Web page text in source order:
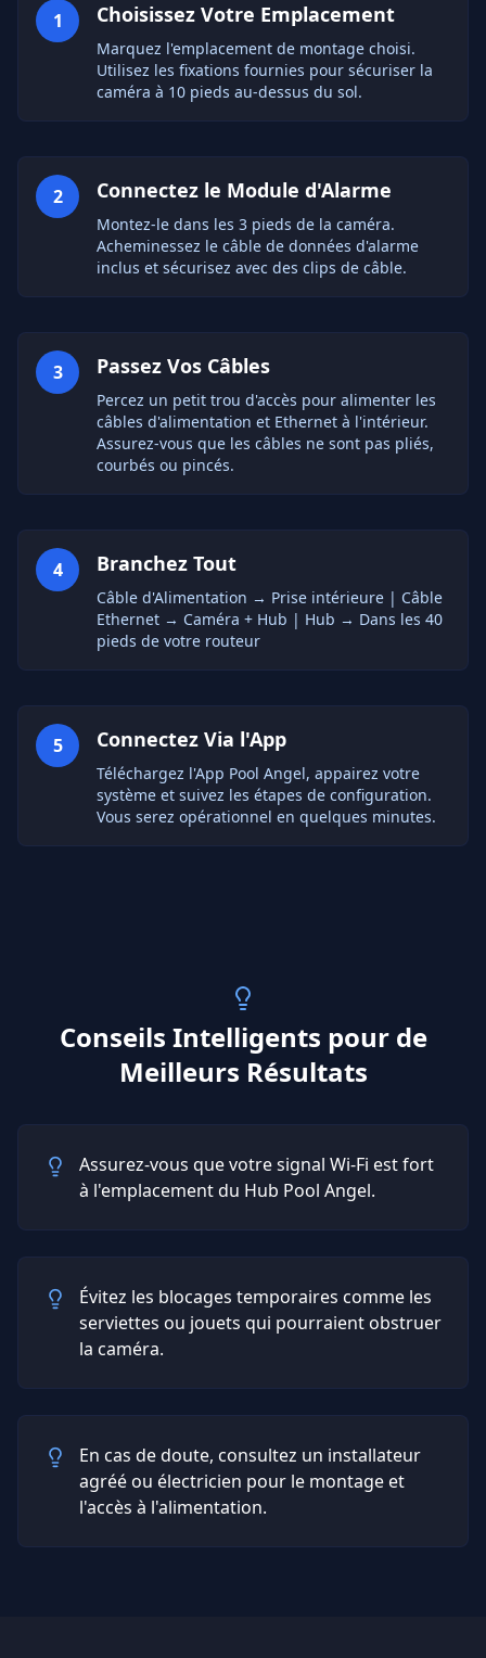
1 Choisissez Votre Emplacement
Marquez l'emplacement de montage choisi.
Utilisez les fixations fournies pour sécuriser la
caméra à 10 pieds au-dessus du sol.
2 Connectez le Module d'Alarme
Montez-le dans les 3 pieds de la caméra.
Acheminessez le câble de données d'alarme
inclus et sécurisez avec des clips de câble.
3 Passez Vos Câbles
Percez un petit trou d'accès pour alimenter les
câbles d'alimentation et Ethernet à l'intérieur.
Assurez-vous que les câbles ne sont pas pliés,
courbés ou pincés.
4 Branchez Tout
Câble d'Alimentation → Prise intérieure | Câble
Ethernet → Caméra + Hub | Hub → Dans les 40
pieds de votre routeur
5 Connectez Via l'App
Téléchargez l'App Pool Angel, appairez votre
système et suivez les étapes de configuration.
Vous serez opérationnel en quelques minutes.
Conseils Intelligents pour de
Meilleurs Résultats
Assurez-vous que votre signal Wi-Fi est fort
à l'emplacement du Hub Pool Angel.
Évitez les blocages temporaires comme les
serviettes ou jouets qui pourraient obstruer
la caméra.
En cas de doute, consultez un installateur
agréé ou électricien pour le montage et
l'accès à l'alimentation.